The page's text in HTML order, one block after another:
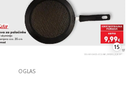
15
OGLAS